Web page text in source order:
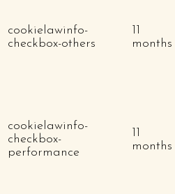
cookielawinfo-
checkbox-others
11
months
cookielawinfo-
checkbox-
performance
11
months